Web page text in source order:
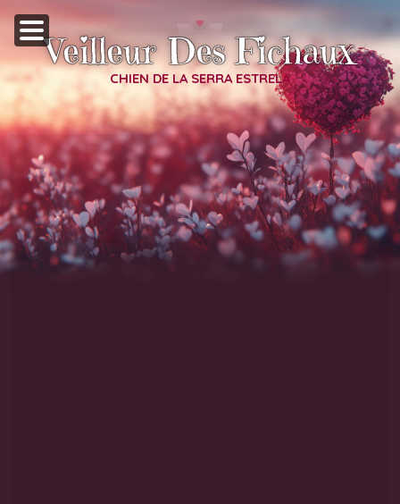
Veilleur Des Fichaux
CHIEN DE LA SERRA ESTRELA